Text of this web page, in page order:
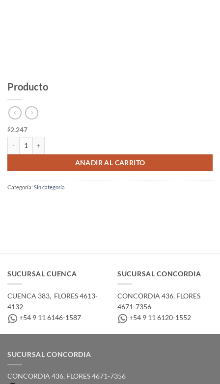
Producto
$2.247
AÑADIR AL CARRITO
Categoría: Sin categoría
SUCURSAL CUENCA
CUENCA 383, ­ FLORES 4613-
4132
+54 9 11 6146-1587
SUCURSAL CONCORDIA
CONCORDIA 436,­ FLORES
4671-7356
+54 9 11 6120-1552
SUCURSAL CONCORDIA
CONCORDIA 436,­ FLORES 4671-7356